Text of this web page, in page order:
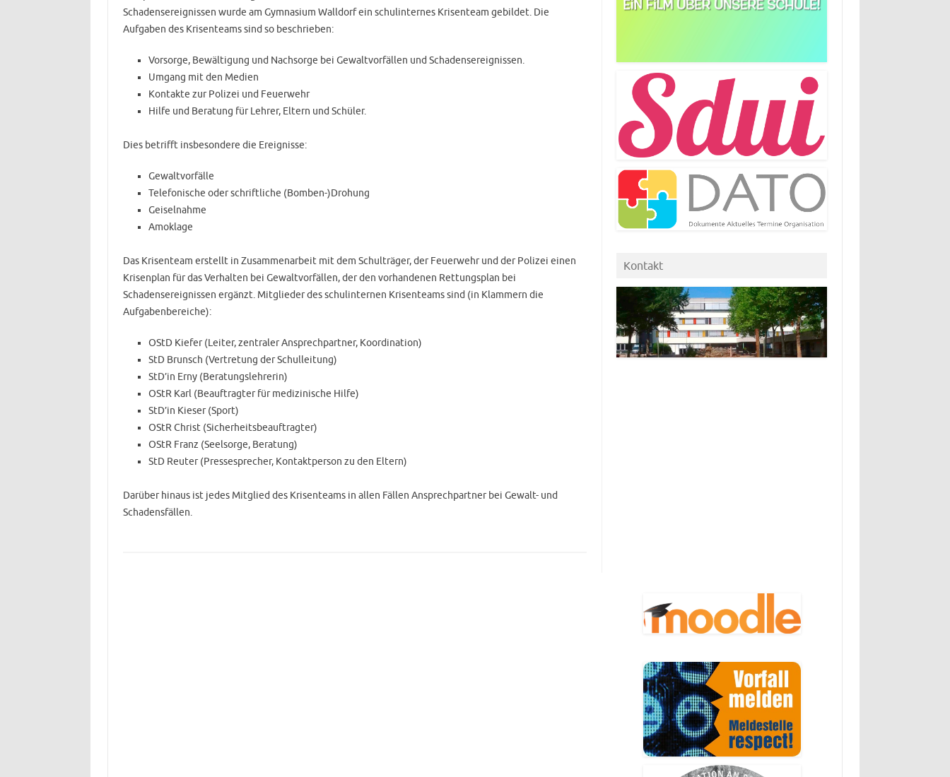
Schadensereignissen wurde am Gymnasium Walldorf ein schulinternes Krisenteam gebildet. Die
Aufgaben des Krisenteams sind so beschrieben:
Vorsorge, Bewältigung und Nachsorge bei Gewaltvorfällen und Schadensereignissen.
Umgang mit den Medien
Kontakte zur Polizei und Feuerwehr
Hilfe und Beratung für Lehrer, Eltern und Schüler.
Dies betrifft insbesondere die Ereignisse:
Gewaltvorfälle
Telefonische oder schriftliche (Bomben-)Drohung
Geiselnahme
Amoklage
Das Krisenteam erstellt in Zusammenarbeit mit dem Schulträger, der Feuerwehr und der Polizei einen
Krisenplan für das Verhalten bei Gewaltvorfällen, der den vorhandenen Rettungsplan bei
Schadensereignissen ergänzt. Mitglieder des schulinternen Krisenteams sind (in Klammern die
Aufgabenbereiche):
OStD Kiefer (Leiter, zentraler Ansprechpartner, Koordination)
StD Brunsch (Vertretung der Schulleitung)
StD’in Erny (Beratungslehrerin)
OStR Karl (Beauftragter für medizinische Hilfe)
StD’in Kieser (Sport)
OStR Christ (Sicherheitsbeauftragter)
OStR Franz (Seelsorge, Beratung)
StD Reuter (Pressesprecher, Kontaktperson zu den Eltern)
Darüber hinaus ist jedes Mitglied des Krisenteams in allen Fällen Ansprechpartner bei Gewalt- und
Schadensfällen.
Kontakt